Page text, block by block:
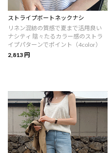
ストライプボートネックナシ
リネン混紡の質感で夏まで活用良い
ナシティ 陰々たるカラー感のストラ
イプパターンでポイント（4color）
2,813 円